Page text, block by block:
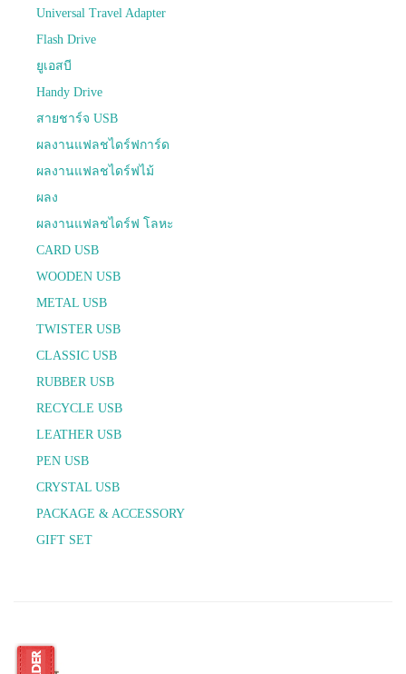
Universal Travel Adapter
Flash Drive
ยูเอสบี
Handy Drive
สายชาร์จ USB
ผลงานแฟลชไดร์ฟการ์ด
ผลงานแฟลชไดร์ฟไม้
ผลง
ผลงานแฟลชไดร์ฟ โลหะ
CARD USB
WOODEN USB
METAL USB
TWISTER USB
CLASSIC USB
RUBBER USB
RECYCLE USB
LEATHER USB
PEN USB
CRYSTAL USB
PACKAGE & ACCESSORY
GIFT SET